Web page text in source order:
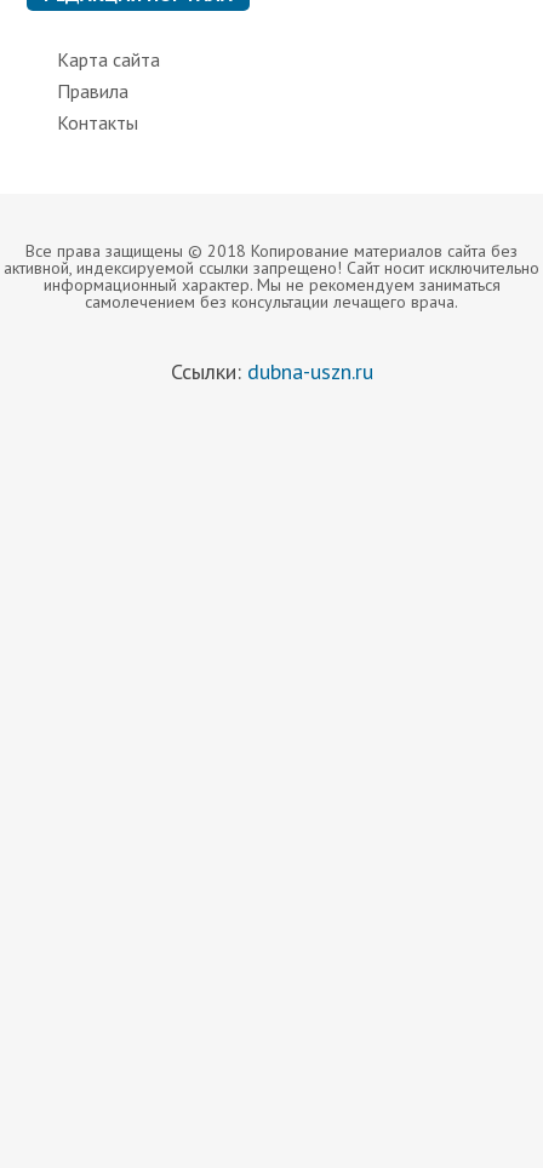
Карта сайта
Правила
Контакты
Все права защищены © 2018 Копирование материалов сайта без
активной, индексируемой ссылки запрещено! Сайт носит исключительно
информационный характер. Мы не рекомендуем заниматься
самолечением без консультации лечащего врача.
Ссылки: dubna-uszn.ru